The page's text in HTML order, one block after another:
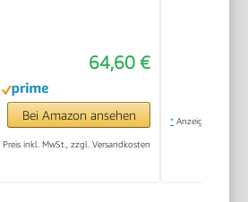
(Medien) - bis zu 7.5
Seiten/Min. (Drucken)
- 60 Blatt - USB 2.0,
Bluetooth, Wi-Fi(n)
64,60 €
Bei Amazon ansehen
Preis inkl. MwSt., zzgl. Versandkosten
* Anzeige